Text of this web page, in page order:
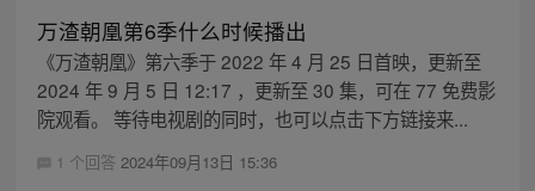
万渣朝凰第6季什么时候播出
《万渣朝凰》第六季于 2022 年 4 月 25 日首映，更新至
2024 年 9 月 5 日 12:17 ，更新至 30 集，可在 77 免费影
院观看。 等待电视剧的同时，也可以点击下方链接来...
1 个回答 2024年09月13日 15:36